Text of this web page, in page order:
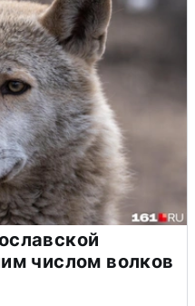
числом волков